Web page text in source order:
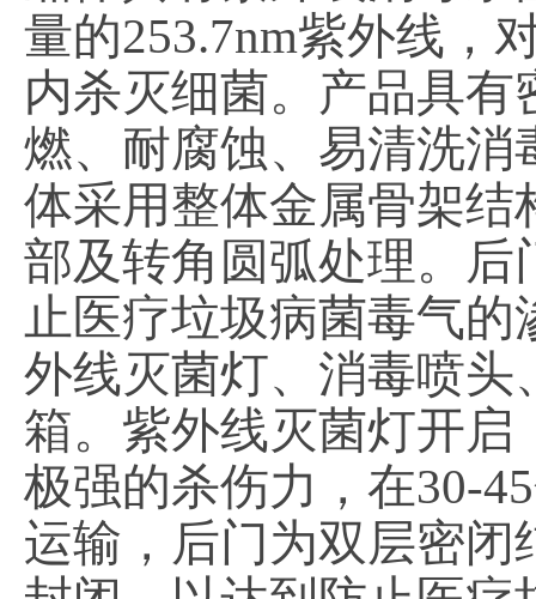
量的253.7nm紫外线，
内杀灭细菌。产品具
燃、耐腐蚀、易清洗消
体采用整体金属骨架
部及转角圆弧处理。
止医疗垃圾病菌毒气
外线灭菌灯、消毒喷
箱。紫外线灭菌灯开启
极强的杀伤力，在30-
运输，后门为双层密